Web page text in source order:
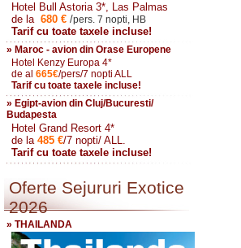
Hotel Bull Astoria 3*, Las Palmas
de la 680 € /pers. 7 nopti, HB
Tarif cu toate taxele incluse!
» Maroc - avion din Orase Europene
Hotel Kenzy Europa 4*
de al 665€/pers/7 nopti ALL
Tarif cu toate taxele incluse!
» Egipt-avion din Cluj/Bucuresti/
Budapesta
Hotel Grand Resort 4*
de la485 €/7 nopti/ ALL.
Tarif cu toate taxele incluse!
Oferte Sejururi Exotice
2026
» THAILANDA